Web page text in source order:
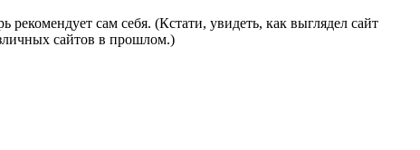
сам себя. (Кстати, увидеть, как выглядел сайт
сайтов в прошлом.)